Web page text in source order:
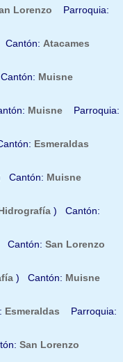
Lorenzo Parroquia:
Atacames
Muisne
Muisne Parroquia:
Esmeraldas
Cantón: Muisne
) Cantón:
Cantón: San Lorenzo
) Cantón: Muisne
Esmeraldas Parroquia:
San Lorenzo